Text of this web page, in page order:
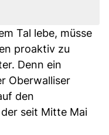
Tal lebe, müsse
proaktiv zu
Denn ein
Oberwalliser
den
seit Mitte Mai